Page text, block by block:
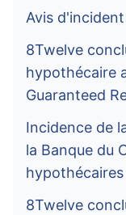
Avis
8Twelve
hypothécaire
Guaranteed
Incidence de
la Banque du
8Twelve